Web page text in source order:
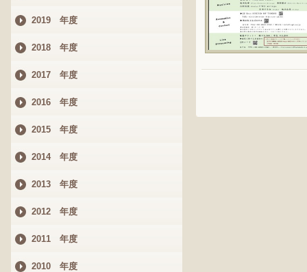
2019 年度
2018 年度
2017 年度
2016 年度
2015 年度
2014 年度
2013 年度
2012 年度
2011 年度
2010 年度